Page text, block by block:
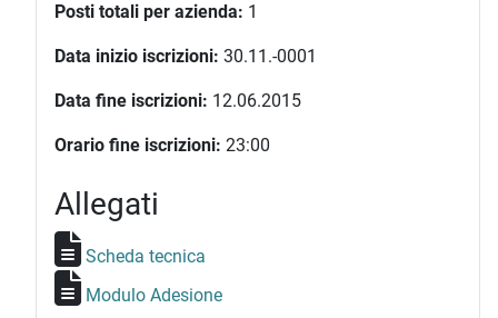
Posti totali per azienda: 1
Data inizio iscrizioni: 30.11.-0001
Data fine iscrizioni: 12.06.2015
Orario fine iscrizioni: 23:00
Allegati
Scheda tecnica
Modulo Adesione